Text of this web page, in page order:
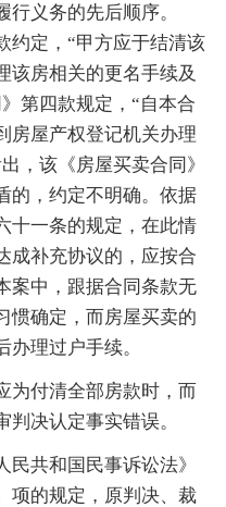
义务的先后顺序。
约定，“甲方应于结清该
该房相关的更名手续及
第四款规定，“自本合
房屋产权登记机关办理
，该《房屋买卖合同》
的，约定不明确。依据
十一条的规定，在此情
成补充协议的，应按合
案中，跟据合同条款无
惯确定，而房屋买卖的
理过户手续。
付清全部房款时，而
决认定事实错误。
共和国民事诉讼法》
项的规定，原判决、裁